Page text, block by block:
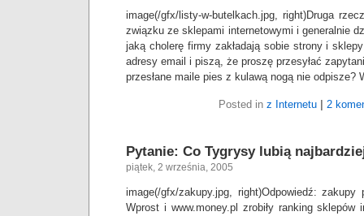
image(/gfx/listy-w-butelkach.jpg, right)Druga
związku ze sklepami internetowymi i generalnie
jaką cholerę firmy zakładają sobie strony i
adresy email i piszą, że proszę przesyłać
przesłane maile pies z kulawą nogą nie
Posted in z Internetu 2
Pytanie: Co Tygrysy lubią
piątek, 2 września, 2005
image(/gfx/zakupy.jpg, right)Odpowiedź:
Wprost i www.money.pl zrobiły ranking